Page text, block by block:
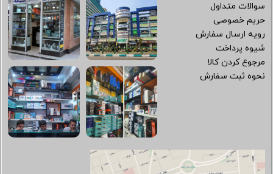
سوالات متداول
حریم خصوصی
رویه ارسال سفارش
شیوه پرداخت
مرجوع کردن کالا
نحوه ثبت سفارش